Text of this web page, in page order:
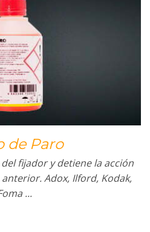
de Paro
fijador y detiene la acción
Adox, Ilford, Kodak,
...